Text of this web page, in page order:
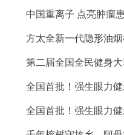
中国重离子 点亮肿瘤